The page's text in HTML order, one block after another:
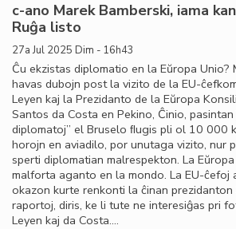
c-ano Marek Bamberski, iama
Ruĝa listo
27a Jul 2025 Dim - 16h43
Ĉu ekzistas diplomatio en la Eŭropa Unio?
havas dubojn post la vizito de la EU-
Leyen kaj la Prezidanto de la Eŭropa
Santos da Costa en Pekino, Ĉinio,
diplomatoj” el Bruselo ﬂugis pli ol 10 000
horojn en aviadilo, por unutaga vizito, nur
sperti diplomatian malrespekton. La
malforta aganto en la mondo. La EU-ĉefoj
okazon kurte renkonti la ĉinan prezidanton
raportoj, diris, ke li tute ne interesiĝas pri
Leyen kaj da Costa….